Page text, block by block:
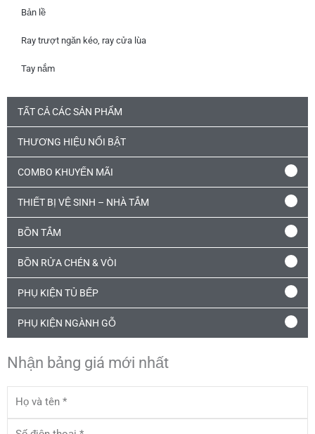
Bản lề
Ray trượt ngăn kéo, ray cửa lùa
Tay nắm
TẤT CẢ CÁC SẢN PHẨM
THƯƠNG HIỆU NỔI BẬT
COMBO KHUYẾN MÃI
THIẾT BỊ VỆ SINH – NHÀ TẮM
BỒN TẮM
BỒN RỬA CHÉN & VÒI
PHỤ KIỆN TỦ BẾP
PHỤ KIỆN NGÀNH GỖ
Nhận bảng giá mới nhất
và